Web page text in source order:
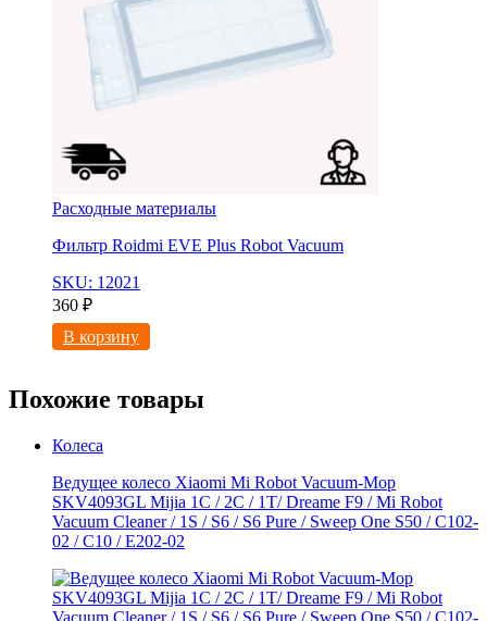
Расходные материалы
Фильтр Roidmi EVE Plus Robot Vacuum
SKU: 12021
360 ₽
В корзину
Похожие товары
Колеса
Ведущее колесо Xiaomi Mi Robot Vacuum-Mop
SKV4093GL Mijia 1C / 2C / 1T/ Dreame F9 / Mi Robot
Vacuum Cleaner / 1S / S6 / S6 Pure / Sweep One S50 / C102-
02 / С10 / E202-02